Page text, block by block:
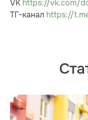
VK https://vk.com/
ТГ-канал https://